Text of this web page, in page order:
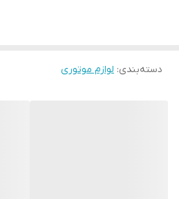
دسته‌بندی: لوازم موتوری